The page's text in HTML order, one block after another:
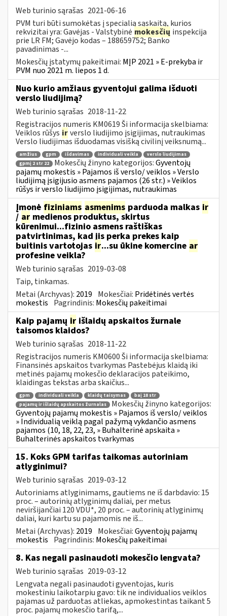
Web turinio sąrašas 2021-06-16
PVM turi būti sumokėtas į specialią sąskaitą, kurios
rekvizitai yra: Gavėjas - Valstybinė mokesčių inspekcija
prie LR FM; Gavėjo kodas – 188659752; Banko
pavadinimas -...
Mokesčių įstatymų pakeitimai: MĮP 2021 » E-prekyba ir
PVM nuo 2021 m. liepos 1 d.
Nuo kurio amžiaus gyventojui galima išduoti
verslo liudijimą?
Web turinio sąrašas 2018-11-22
Registracijos numeris KM0619 Ši informacija skelbiama:
Veiklos rūšys irverslo liudijimo įsigijimas, nutraukimas
Verslo liudijimas išduodamas visišką civilinį veiksnumą...
amžius gpm išdavimas individuali veikla
verslo liudijimas
gpmį 2 str 22
Mokesčių žinyno kategorijos:Gyventojų
pajamų mokestis » Pajamos iš verslo/ veiklos » Verslo
liudijimą įsigijusio asmens pajamos (26 str.) » Veiklos
rūšys ir verslo liudijimo įsigijimas, nutraukimas
Įmonė fiziniams asmenims parduoda malkas ir
/ ar medienos produktus, skirtus
kūrenimui...fizinio asmens raštiškas
patvirtinimas, kad jis perka prekes kaip
buitinis vartotojas ir...su ūkine komercine ar
profesine veikla?
Web turinio sąrašas 2019-03-08
Taip, tinkamas.
Metai (Archyvas): 2019 Mokesčiai: Pridėtinės vertės
mokestis Pagrindinis: Mokesčių pakeitimai
Kaip pajamų ir išlaidų apskaitos žurnale
taisomos klaidos?
Web turinio sąrašas 2018-11-22
Registracijos numeris KM0600 Ši informacija skelbiama:
Finansinės apskaitos tvarkymas Pastebėjus klaidą iki
metinės pajamų mokesčio deklaracijos pateikimo,
klaidingas tekstas arba skaičius...
gpm individuali veikla klaidų taisymas
baį 18 str
pajamų ir išlaidų apskaitos žurnalas
Mokesčių žinyno kategorijos:
Gyventojų pajamų mokestis » Pajamos iš verslo/ veiklos
» Individualią veiklą pagal pažymą vykdančio asmens
pajamos (10, 18, 22, 23, » Buhalterinė apskaita »
Buhalterinės apskaitos tvarkymas
15. Koks GPM tarifas taikomas autoriniam
atlyginimui?
Web turinio sąrašas 2019-03-12
Autoriniams atlyginimams, gautiems ne iš darbdavio: 15
proc. – autorinių atlyginimų daliai, per metus
neviršijančiai 120 VDU*, 20 proc. – autorinių atlyginimų
daliai, kuri kartu su pajamomis ne iš...
Metai (Archyvas): 2019 Mokesčiai:Gyventojų pajamų
mokestis Pagrindinis: Mokesčių pakeitimai
8. Kas negali pasinaudoti mokesčio lengvata?
Web turinio sąrašas 2019-03-12
Lengvata negali pasinaudoti gyventojas, kuris
mokestiniu laikotarpiu gavo: tik ne individualios veiklos
pajamas už parduotas atliekas, apmokestintas taikant 5
proc. pajamų mokesčio tarifą,...